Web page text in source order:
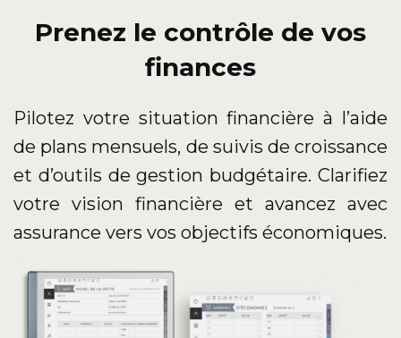
Prenez le contrôle de vos
finances
Pilotez votre situation financière à l’aide
de plans mensuels, de suivis de croissance
et d’outils de gestion budgétaire. Clarifiez
votre vision financière et avancez avec
assurance vers vos objectifs économiques.